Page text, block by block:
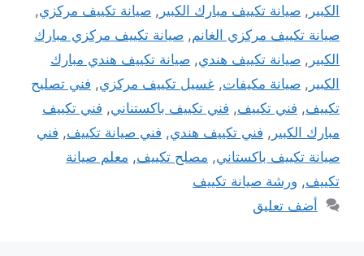
الكبير , صيانة تكييف مبارك الكبير , صيانة تكييف مركزي,
صيانة تكييف مركزي الغانم, صيانة تكييف مركزي مبارك
الكبير , صيانة تكييف هندي, صيانة تكييف هندي مبارك
الكبير , صيانة مكيفات, غسيل تكييف مركزي, فني تصليح
تكييف, فني تكييف, فني تكييف باكستناني, فني تكييف
مبارك الكبير , فني تكييف هندي, فني صيانة تكييف, فني
صيانة تكييف باكستاني, مصلح تكييف, معلم صيانة
تكييف, ورشة صيانة تكييف
أضف تعليق